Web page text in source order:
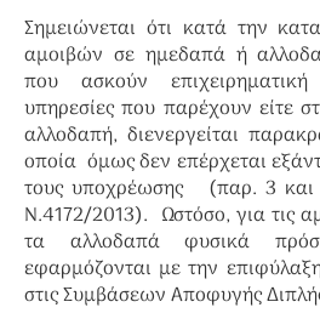
Σημειώνεται ότι κατά την
αμοιβών σε ημεδαπά ή
που ασκούν
υπηρεσίες που παρέχουν είτε
αλλοδαπή, διενεργείται
οποία όμως δεν επέρχεται
τους υποχρέωσης (παρ. 3
Ν.4172/2013). Ωστόσο, για τις
τα αλλοδαπά φυσικά
εφαρμόζονται με την
στις Συμβάσεων Αποφυγής